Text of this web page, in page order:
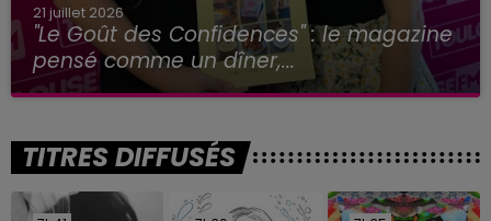
21 juillet 2026
"Le Goût des Confidences" : le magazine
pensé comme un dîner,...
TITRES DIFFUSÉS